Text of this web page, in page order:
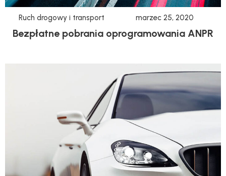
Ruch drogowy i transport marzec 25, 2020
Bezpłatne pobrania oprogramowania ANPR